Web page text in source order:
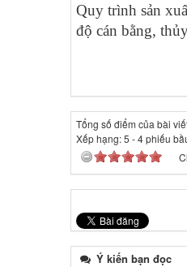
Quy trình sản
độ cán bằng,
Tổng số điểm của bài
Xếp hạng:5 -4phiếu
Ý kiến bạn đọc